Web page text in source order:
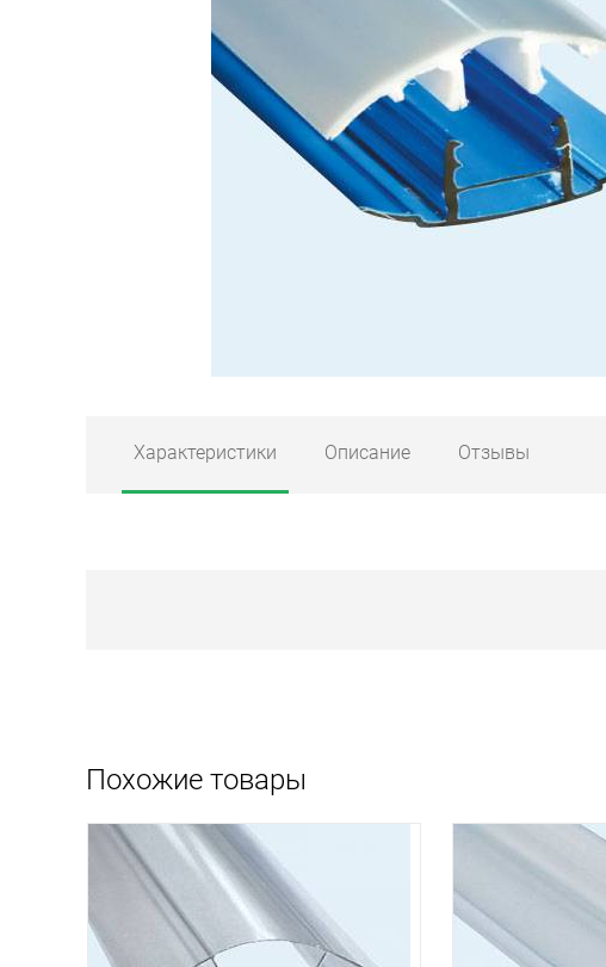
Характеристики Описание Отзывы
Похожие товары